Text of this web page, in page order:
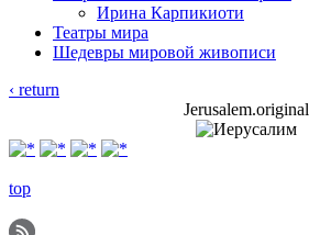
Ирина Карпикиоти
Театры мира
Шедевры мировой живописи
‹ return
Jerusalem.original
top